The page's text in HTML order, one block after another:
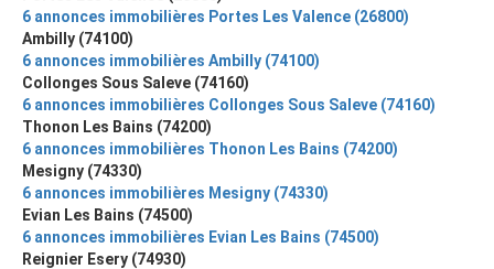
6 annonces immobilières Portes Les Valence (26800)
Ambilly (74100)
6 annonces immobilières Ambilly (74100)
Collonges Sous Saleve (74160)
6 annonces immobilières Collonges Sous Saleve (74160)
Thonon Les Bains (74200)
6 annonces immobilières Thonon Les Bains (74200)
Mesigny (74330)
6 annonces immobilières Mesigny (74330)
Evian Les Bains (74500)
6 annonces immobilières Evian Les Bains (74500)
Reignier Esery (74930)